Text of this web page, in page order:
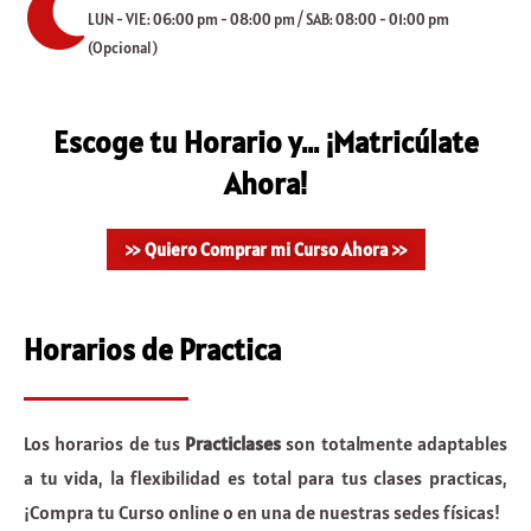
LUN - VIE: 06:00 pm - 08:00 pm / SAB: 08:00 - 01:00 pm
(Opcional)
Escoge tu Horario y... ¡Matricúlate
Ahora!
>> Quiero Comprar mi Curso Ahora >>
Horarios de Practica
Los horarios de tus Practiclases son totalmente adaptables
a tu vida, la flexibilidad es total para tus clases practicas,
¡Compra tu Curso online o en una de nuestras sedes físicas!